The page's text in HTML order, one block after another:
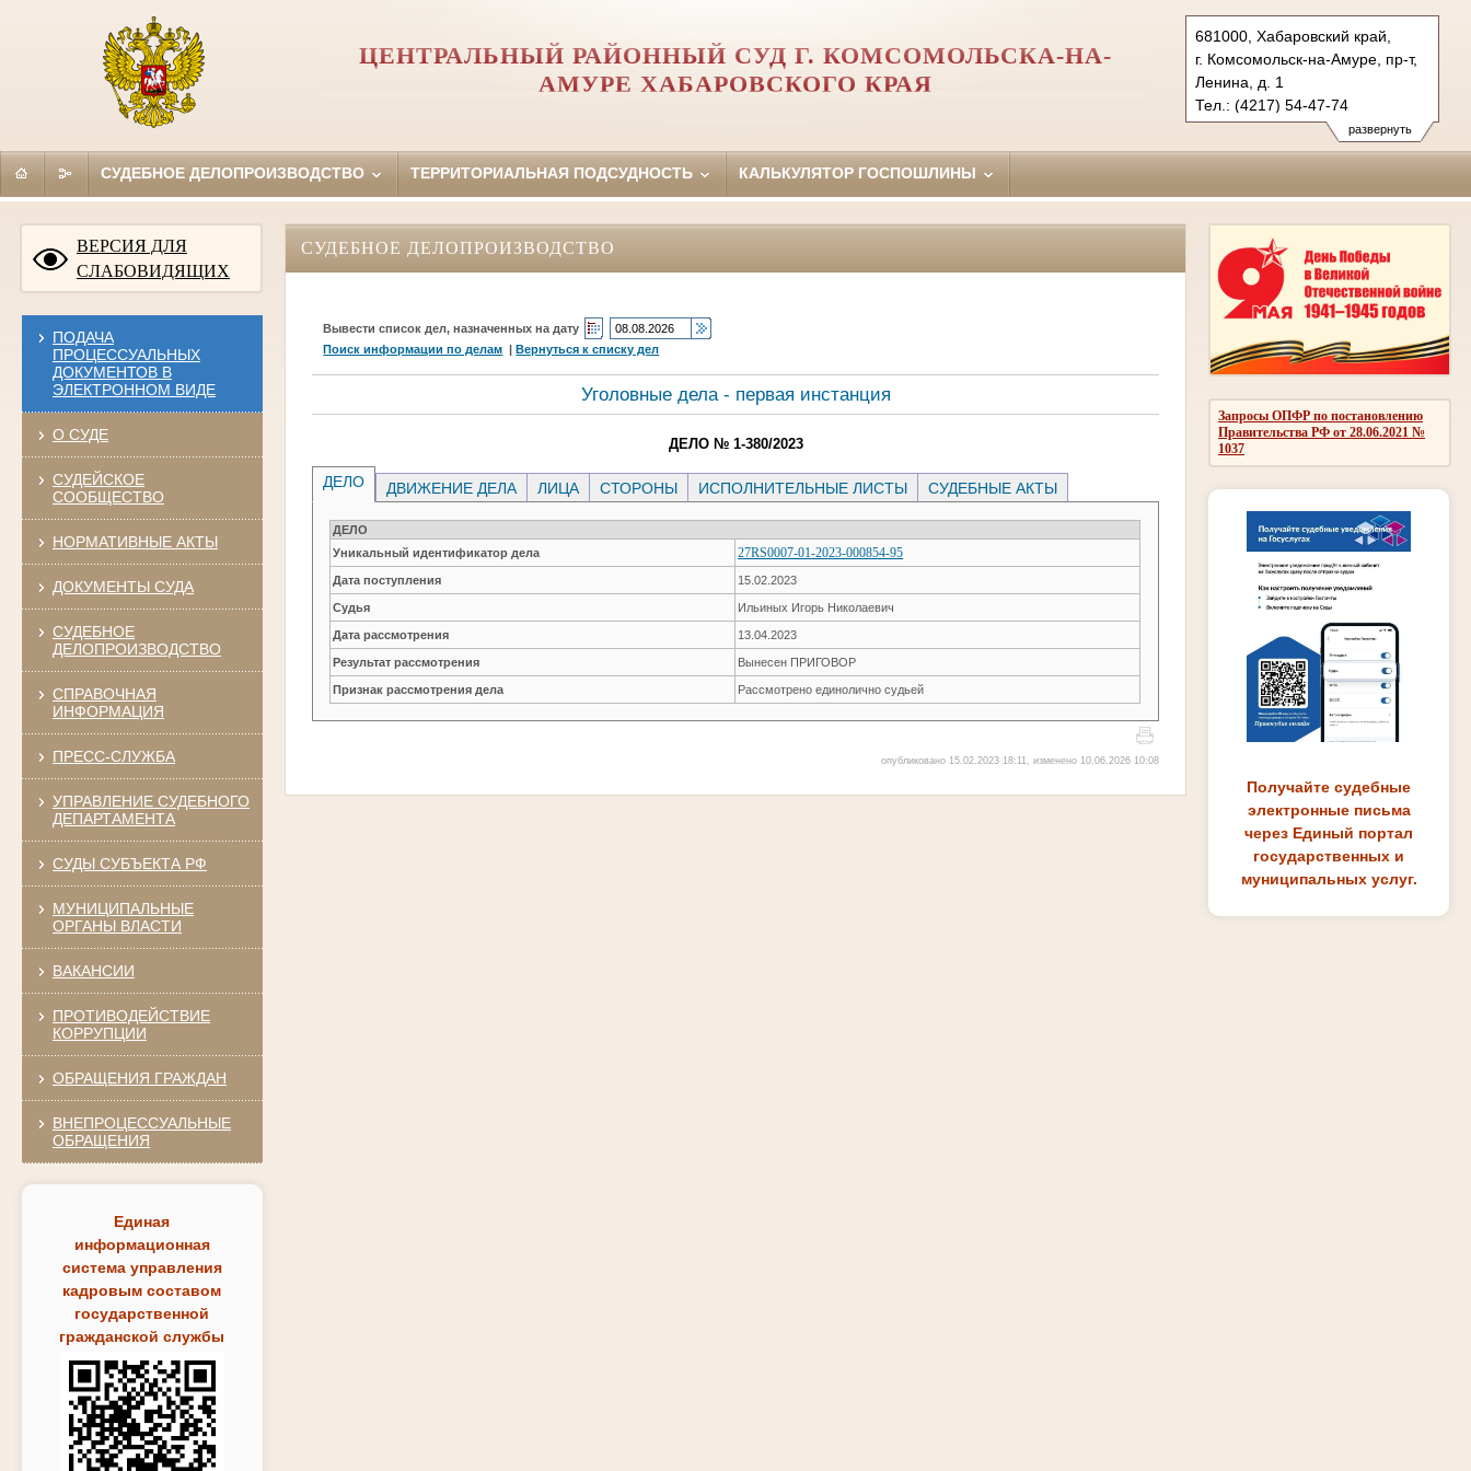
развернуть
681000, Хабаровский край,
г. Комсомольск-на-Амуре, пр-т,
Ленина, д. 1
Тел.: (4217) 54-47-74
centralny.hbr@sudrf.ru
ЦЕНТРАЛЬНЫЙ РАЙОННЫЙ СУД Г. КОМСОМОЛЬСКА-НА-
АМУРЕ ХАБАРОВСКОГО КРАЯ
СУДЕБНОЕ ДЕЛОПРОИЗВОДСТВО ТЕРРИТОРИАЛЬНАЯ ПОДСУДНОСТЬ КАЛЬКУЛЯТОР ГОСПОШЛИНЫ
ВЕРСИЯ ДЛЯ
СЛАБОВИДЯЩИХ
ПОДАЧА
ПРОЦЕССУАЛЬНЫХ
ДОКУМЕНТОВ В
ЭЛЕКТРОННОМ ВИДЕ
О СУДЕ
СУДЕЙСКОЕ
СООБЩЕСТВО
НОРМАТИВНЫЕ АКТЫ
ДОКУМЕНТЫ СУДА
СУДЕБНОЕ
ДЕЛОПРОИЗВОДСТВО
СПРАВОЧНАЯ
ИНФОРМАЦИЯ
ПРЕСС-СЛУЖБА
УПРАВЛЕНИЕ СУДЕБНОГО
ДЕПАРТАМЕНТА
СУДЫ СУБЪЕКТА РФ
МУНИЦИПАЛЬНЫЕ
ОРГАНЫ ВЛАСТИ
ВАКАНСИИ
ПРОТИВОДЕЙСТВИЕ
КОРРУПЦИИ
ОБРАЩЕНИЯ ГРАЖДАН
ВНЕПРОЦЕССУАЛЬНЫЕ
ОБРАЩЕНИЯ
Единая
информационная
система управления
кадровым составом
государственной
гражданской службы
Запросы ОПФР по постановлению
Правительства РФ от 28.06.2021 №
1037
Получайте судебные
электронные письма
через Единый портал
государственных и
муниципальных услуг.
СУДЕБНОЕ ДЕЛОПРОИЗВОДСТВО
Вывести список дел, назначенных на дату
Поиск информации по делам |Вернуться к списку дел
Уголовные дела - первая инстанция
ДЕЛО № 1-380/2023
ДЕЛО ДВИЖЕНИЕ ДЕЛА ЛИЦА СТОРОНЫ ИСПОЛНИТЕЛЬНЫЕ ЛИСТЫ СУДЕБНЫЕ АКТЫ
ДЕЛО
Уникальный идентификатор дела
27RS0007-01-2023-000854-95
Дата поступления 15.02.2023
Судья Ильиных Игорь Николаевич
Дата рассмотрения 13.04.2023
Результат рассмотрения Вынесен ПРИГОВОР
Признак рассмотрения дела Рассмотрено единолично судьей
опубликовано 15.02.2023 18:11, изменено 10.06.2026 10:08